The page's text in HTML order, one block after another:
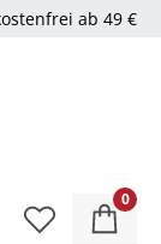
ab 49 €
0